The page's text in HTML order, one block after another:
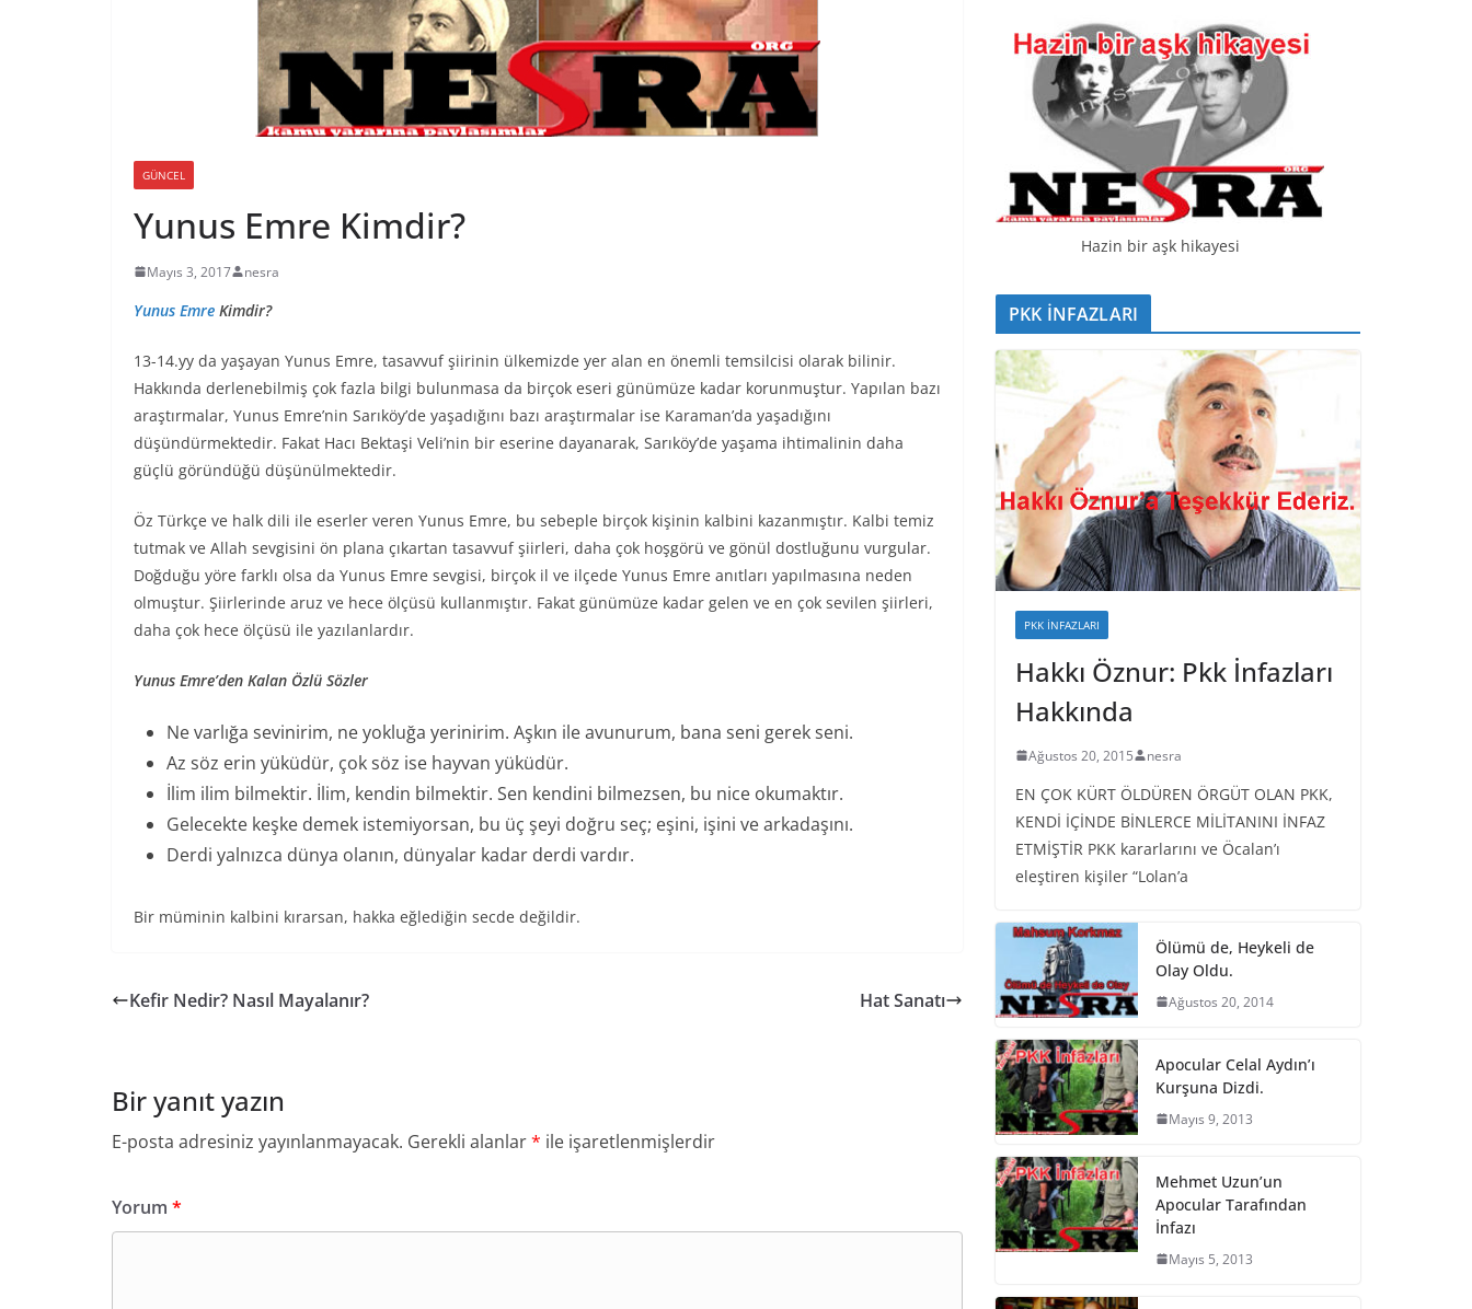
GÜNCEL
Yunus Emre Kimdir?
Mayıs 3, 2017 nesra
Yunus Emre Kimdir?
13-14.yy da yaşayan Yunus Emre, tasavvuf şiirinin ülkemizde yer alan en önemli temsilcisi olarak bilinir.
Hakkında derlenebilmiş çok fazla bilgi bulunmasa da birçok eseri günümüze kadar korunmuştur. Yapılan bazı
araştırmalar, Yunus Emre’nin Sarıköy’de yaşadığını bazı araştırmalar ise Karaman’da yaşadığını
düşündürmektedir. Fakat Hacı Bektaşi Veli’nin bir eserine dayanarak, Sarıköy’de yaşama ihtimalinin daha
güçlü göründüğü düşünülmektedir.
Öz Türkçe ve halk dili ile eserler veren Yunus Emre, bu sebeple birçok kişinin kalbini kazanmıştır. Kalbi temiz
tutmak ve Allah sevgisini ön plana çıkartan tasavvuf şiirleri, daha çok hoşgörü ve gönül dostluğunu vurgular.
Doğduğu yöre farklı olsa da Yunus Emre sevgisi, birçok il ve ilçede Yunus Emre anıtları yapılmasına neden
olmuştur. Şiirlerinde aruz ve hece ölçüsü kullanmıştır. Fakat günümüze kadar gelen ve en çok sevilen şiirleri,
daha çok hece ölçüsü ile yazılanlardır.
Yunus Emre’den Kalan Özlü Sözler
Ne varlığa sevinirim, ne yokluğa yerinirim. Aşkın ile avunurum, bana seni gerek seni.
Az söz erin yüküdür, çok söz ise hayvan yüküdür.
İlim ilim bilmektir. İlim, kendin bilmektir. Sen kendini bilmezsen, bu nice okumaktır.
Gelecekte keşke demek istemiyorsan, bu üç şeyi doğru seç; eşini, işini ve arkadaşını.
Derdi yalnızca dünya olanın, dünyalar kadar derdi vardır.
Bir müminin kalbini kırarsan, hakka eğlediğin secde değildir.
Kefir Nedir? Nasıl Mayalanır? Hat Sanatı
Bir yanıt yazın
E-posta adresiniz yayınlanmayacak. Gerekli alanlar* ile işaretlenmişlerdir
Yorum *
Hazin bir aşk hikayesi
PKK İNFAZLARI
PKK İNFAZLARI
Hakkı Öznur: Pkk İnfazları
Hakkında
Ağustos 20, 2015 nesra
EN ÇOK KÜRT ÖLDÜREN ÖRGÜT OLAN PKK,
KENDİ İÇİNDE BİNLERCE MİLİTANINI İNFAZ
ETMİŞTİR PKK kararlarını ve Öcalan’ı
eleştiren kişiler “Lolan’a
Ölümü de, Heykeli de
Olay Oldu.
Ağustos 20, 2014
Apocular Celal Aydın’ı
Kurşuna Dizdi.
Mayıs 9, 2013
Mehmet Uzun’un
Apocular Tarafından
İnfazı
Mayıs 5, 2013